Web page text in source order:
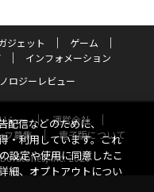
ジェット
ゲーム
インフォメーション
ロジーレビュー
シー
運営会社
フ募集
電子版について
Inc. 2026
配信などのために、
・利用しています。これ
設定や使用に同意したこ
細、オプトアウトについ